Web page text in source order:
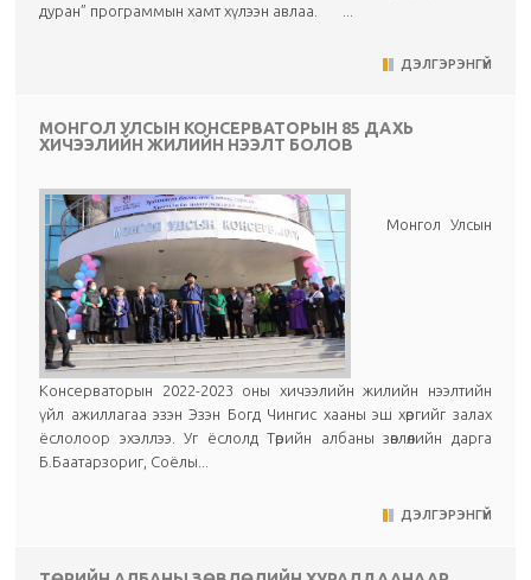
дуран” программын хамт хүлээн авлаа. ...
ДЭЛГЭРЭНГҮЙ
МОНГОЛ УЛСЫН КОНСЕРВАТОРЫН 85 ДАХЬ
ХИЧЭЭЛИЙН ЖИЛИЙН НЭЭЛТ БОЛОВ
Монгол Улсын
Консерваторын 2022-2023 оны хичээлийн жилийн нээлтийн
үйл ажиллагаа эзэн Эзэн Богд Чингис хааны эш хөргийг залах
ёслолоор эхэллээ. Уг ёслолд Төрийн албаны зөвлөлийн дарга
Б.Баатарзориг, Соёлы...
ДЭЛГЭРЭНГҮЙ